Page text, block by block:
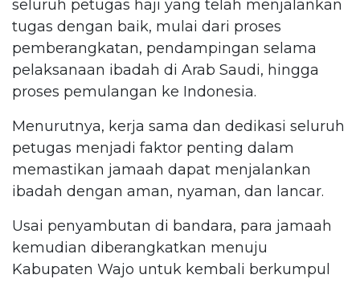
seluruh petugas haji yang telah menjalankan
tugas dengan baik, mulai dari proses
pemberangkatan, pendampingan selama
pelaksanaan ibadah di Arab Saudi, hingga
proses pemulangan ke Indonesia.
Menurutnya, kerja sama dan dedikasi seluruh
petugas menjadi faktor penting dalam
memastikan jamaah dapat menjalankan
ibadah dengan aman, nyaman, dan lancar.
Usai penyambutan di bandara, para jamaah
kemudian diberangkatkan menuju
Kabupaten Wajo untuk kembali berkumpul